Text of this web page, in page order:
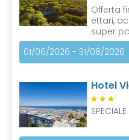
Offerta
ettari,
super
01/06/2026 - 31/08/2026
Hotel
S